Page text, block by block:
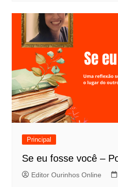
Principal
Se eu fosse você –
Editor Ourinhos Online